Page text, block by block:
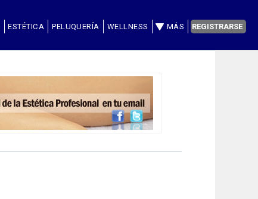
ESTÉTICA PELUQUERÍA WELLNESS MÁS REGISTRARSE